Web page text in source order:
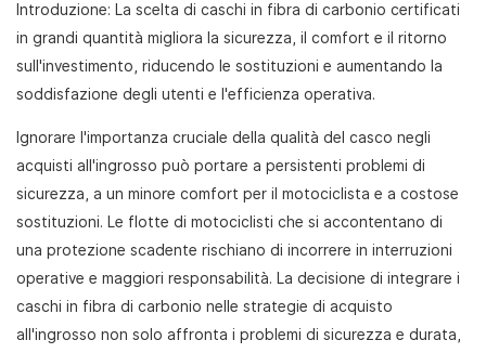
Introduzione: La scelta di caschi in fibra di carbonio certificati
in grandi quantità migliora la sicurezza, il comfort e il ritorno
sull'investimento, riducendo le sostituzioni e aumentando la
soddisfazione degli utenti e l'efficienza operativa.
Ignorare l'importanza cruciale della qualità del casco negli
acquisti all'ingrosso può portare a persistenti problemi di
sicurezza, a un minore comfort per il motociclista e a costose
sostituzioni. Le flotte di motociclisti che si accontentano di
una protezione scadente rischiano di incorrere in interruzioni
operative e maggiori responsabilità. La decisione di integrare i
caschi in fibra di carbonio nelle strategie di acquisto
all'ingrosso non solo affronta i problemi di sicurezza e durata,